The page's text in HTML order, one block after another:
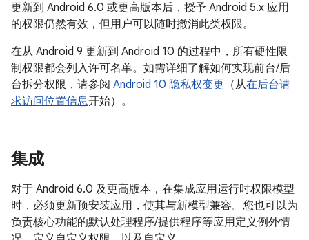
更新到 Android 6.0 或更高版本后，授予 Android 5.x 应用
的权限仍然有效，但用户可以随时撤消此类权限。
在从 Android 9 更新到 Android 10 的过程中，所有硬性限
制权限都会列入许可名单。如需详细了解如何实现前台/后
台拆分权限，请参阅 Android 10 隐私权变更 （从在后台请
求访问位置信息开始）。
集成
对于 Android 6.0 及更高版本，在集成应用运行时权限模型
时，必须更新预安装应用，使其与新模型兼容。您也可以为
负责核心功能的默认处理程序/提供程序等应用定义例外情